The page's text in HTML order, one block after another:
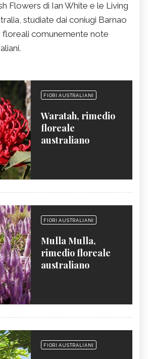
Flowers di Ian White e le Living
studiate dai coniugi Barnao
floreali comunemente note
FIORI AUSTRALIANI
Waratah, rimedio
floreale
australiano
FIORI AUSTRALIANI
Mulla Mulla,
rimedio floreale
australiano
FIORI AUSTRALIANI